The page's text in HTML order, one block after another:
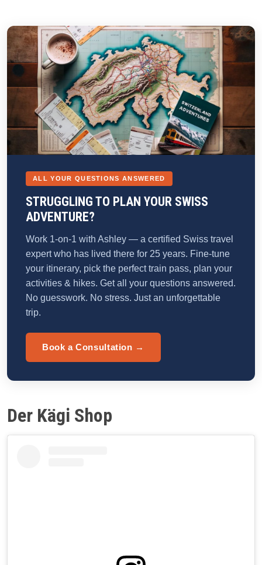
ALL YOUR QUESTIONS ANSWERED
STRUGGLING TO PLAN YOUR SWISS
ADVENTURE?
Work 1-on-1 with Ashley — a certified Swiss travel
expert who has lived there for 25 years. Fine-tune
your itinerary, pick the perfect train pass, plan your
activities & hikes. Get all your questions answered.
No guesswork. No stress. Just an unforgettable
trip.
Book a Consultation →
Der Kägi Shop